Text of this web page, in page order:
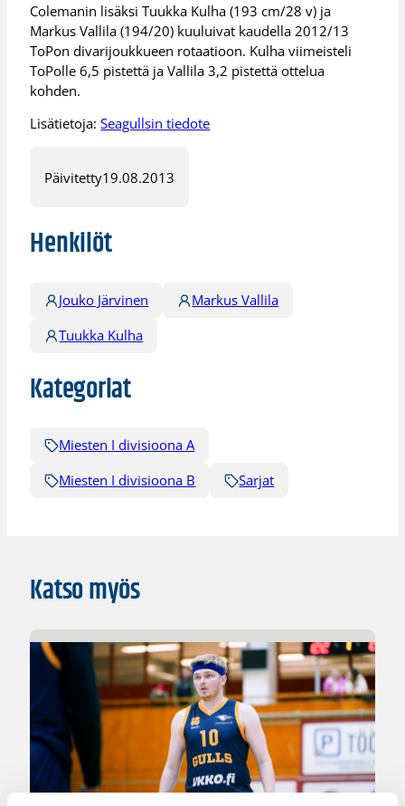
Colemanin lisäksi Tuukka Kulha (193 cm/28 v) ja
Markus Vallila (194/20) kuuluivat kaudella 2012/13
ToPon divarijoukkueen rotaatioon. Kulha viimeisteli
ToPolle 6,5 pistettä ja Vallila 3,2 pistettä ottelua
kohden.
Lisätietoja:Seagullsin tiedote
Päivitetty19.08.2013
Henkilöt
Jouko Järvinen
Markus Vallila
Tuukka Kulha
Kategoriat
Miesten I divisioona A
Miesten I divisioona B
Sarjat
Katso myös